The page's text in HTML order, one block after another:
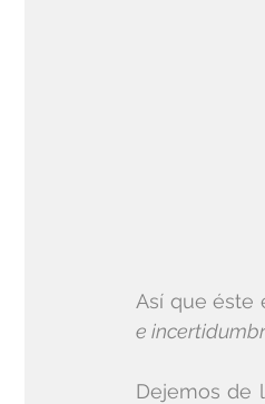
Así que éste
e
Dejemos de